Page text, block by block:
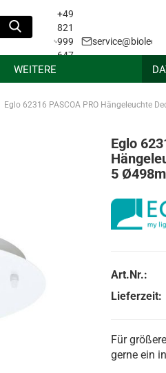
Suche...
+49
821
999
647
Lichtplanung
WEITERE
Eglo 62316 PASCOA PRO Hängeleuchte
Eglo
5
Art.Nr.:
Lieferzeit:
Für
gerne ein